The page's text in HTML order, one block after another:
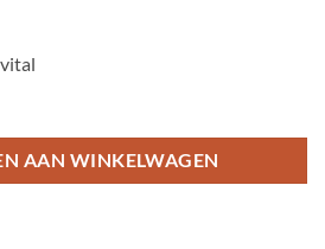
AAN WINKELWAGEN